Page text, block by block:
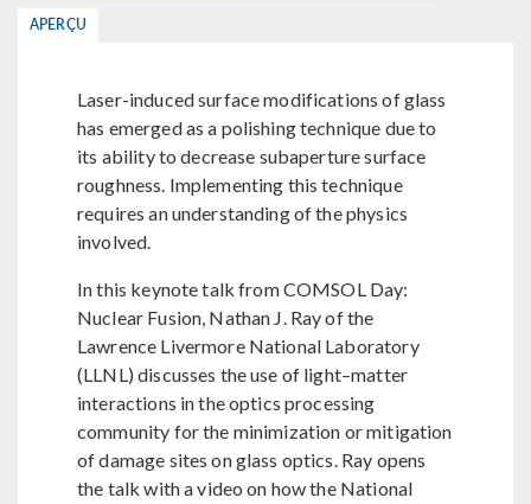
APERÇU
Laser-induced surface modifications of glass
has emerged as a polishing technique due to
its ability to decrease subaperture surface
roughness. Implementing this technique
requires an understanding of the physics
involved.
In this keynote talk from COMSOL Day:
Nuclear Fusion, Nathan J. Ray of the
Lawrence Livermore National Laboratory
(LLNL) discusses the use of light–matter
interactions in the optics processing
community for the minimization or mitigation
of damage sites on glass optics. Ray opens
the talk with a video on how the National